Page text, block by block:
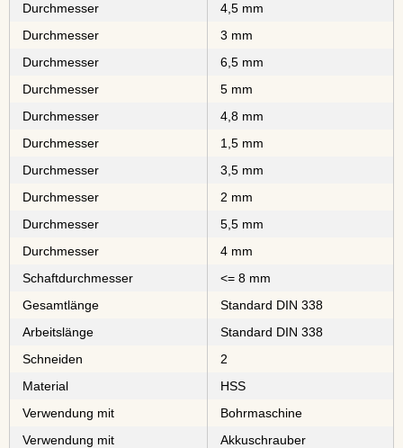
Durchmesser
4,5 mm
Durchmesser
3 mm
Durchmesser
6,5 mm
Durchmesser
5 mm
Durchmesser
4,8 mm
Durchmesser
1,5 mm
Durchmesser
3,5 mm
Durchmesser
2 mm
Durchmesser
5,5 mm
Durchmesser
4 mm
Schaftdurchmesser
<= 8 mm
Gesamtlänge
Standard DIN 338
Arbeitslänge
Standard DIN 338
Schneiden
2
Material
⁠⁠⁠⁠⁠⁠HSS
Verwendung mit
Bohrmaschine
Verwendung mit
Akkuschrauber